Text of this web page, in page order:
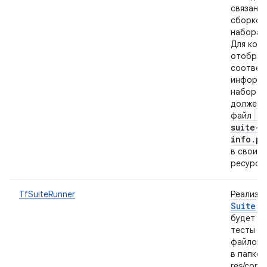
набора
Для
набор
должен
файл
suite-
в свои
ресурсы.
TfSuiteRunner
Suite
будет
тесты
файлов
в папке